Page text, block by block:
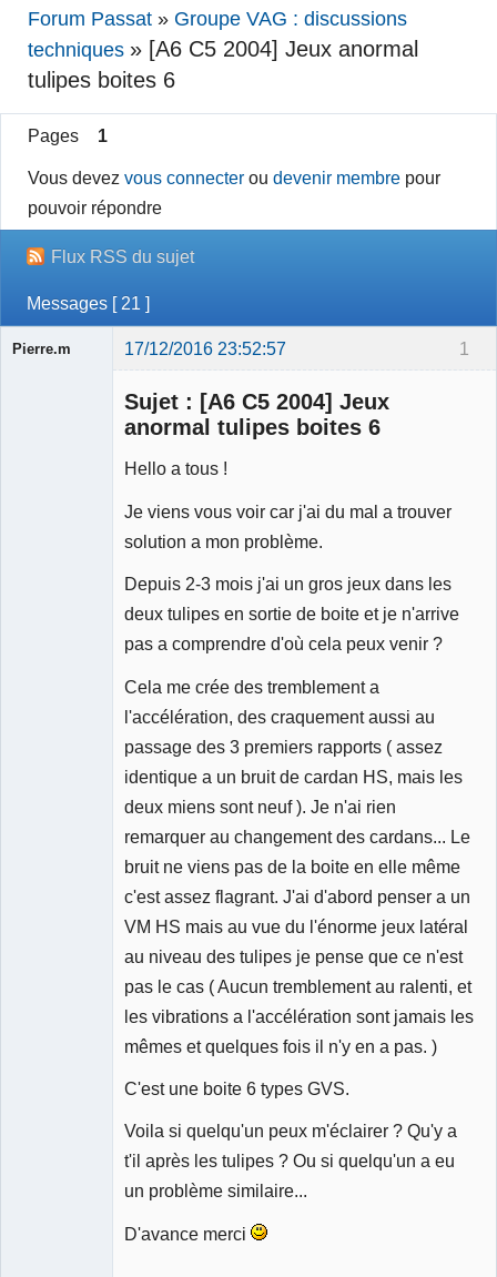
Forum Passat » Groupe VAG : discussions
techniques » [A6 C5 2004] Jeux anormal
tulipes boites 6
Pages 1
Vous devezvous connecter oudevenir membre pour
pouvoir répondre
Flux RSS du sujet
Messages [ 21 ]
1
Pierre.m 17/12/2016 23:52:57
Sujet : [A6 C5 2004] Jeux
anormal tulipes boites 6
Hello a tous !
Je viens vous voir car j'ai du mal a trouver
solution a mon problème.
Depuis 2-3 mois j'ai un gros jeux dans les
deux tulipes en sortie de boite et je n'arrive
pas a comprendre d'où cela peux venir ?
Cela me crée des tremblement a
l'accélération, des craquement aussi au
passage des 3 premiers rapports ( assez
identique a un bruit de cardan HS, mais les
deux miens sont neuf ). Je n'ai rien
remarquer au changement des cardans... Le
bruit ne viens pas de la boite en elle même
c'est assez flagrant. J'ai d'abord penser a un
VM HS mais au vue du l'énorme jeux latéral
au niveau des tulipes je pense que ce n'est
pas le cas ( Aucun tremblement au ralenti, et
les vibrations a l'accélération sont jamais les
mêmes et quelques fois il n'y en a pas. )
C'est une boite 6 types GVS.
Voila si quelqu'un peux m'éclairer ? Qu'y a
t'il après les tulipes ? Ou si quelqu'un a eu
un problème similaire...
D'avance merci